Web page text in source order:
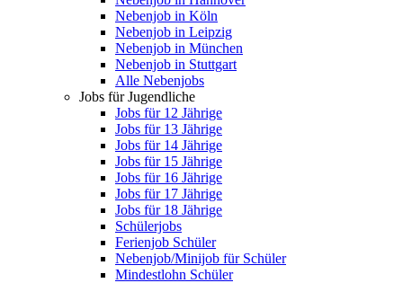
Nebenjob in Köln
Nebenjob in Leipzig
Nebenjob in München
Nebenjob in Stuttgart
Alle Nebenjobs
Jobs für Jugendliche
Jobs für 12 Jährige
Jobs für 13 Jährige
Jobs für 14 Jährige
Jobs für 15 Jährige
Jobs für 16 Jährige
Jobs für 17 Jährige
Jobs für 18 Jährige
Schülerjobs
Ferienjob Schüler
Nebenjob/Minijob für Schüler
Mindestlohn Schüler